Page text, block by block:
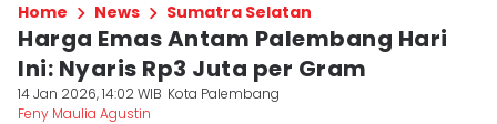
Home News Sumatra Selatan
Harga Emas Antam Palembang Hari
Ini: Nyaris Rp3 Juta per Gram
14 Jan 2026, 14:02 WIB Kota Palembang
Feny Maulia Agustin